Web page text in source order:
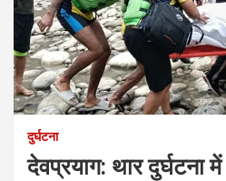
दुर्घटना
देवप्रयाग: थार दुर्घटना